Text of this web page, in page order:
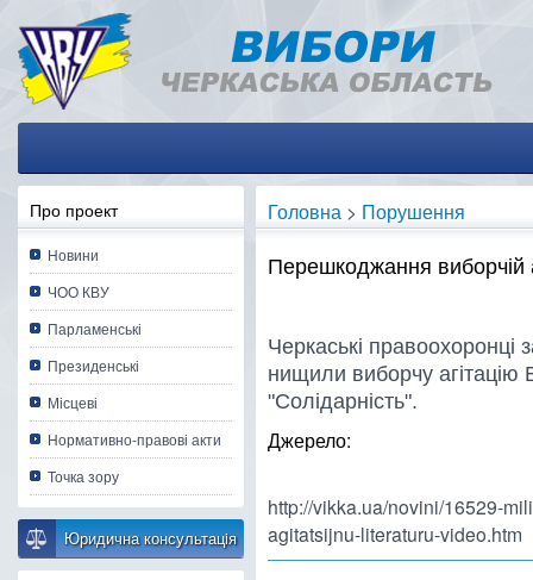
Про проект
Новини
ЧОО КВУ
Парламенські
Президенські
Місцеві
Нормативно-правові акти
Точка зору
Юридична консультацiя
Головна > Порушення
Перешкоджання виборчій
Черкаські правоохоронці
нищили виборчу
"Солідарність".
Джерело:
http://vikka.ua/novini/16529-
agitatsijnu-literaturu-video.htm